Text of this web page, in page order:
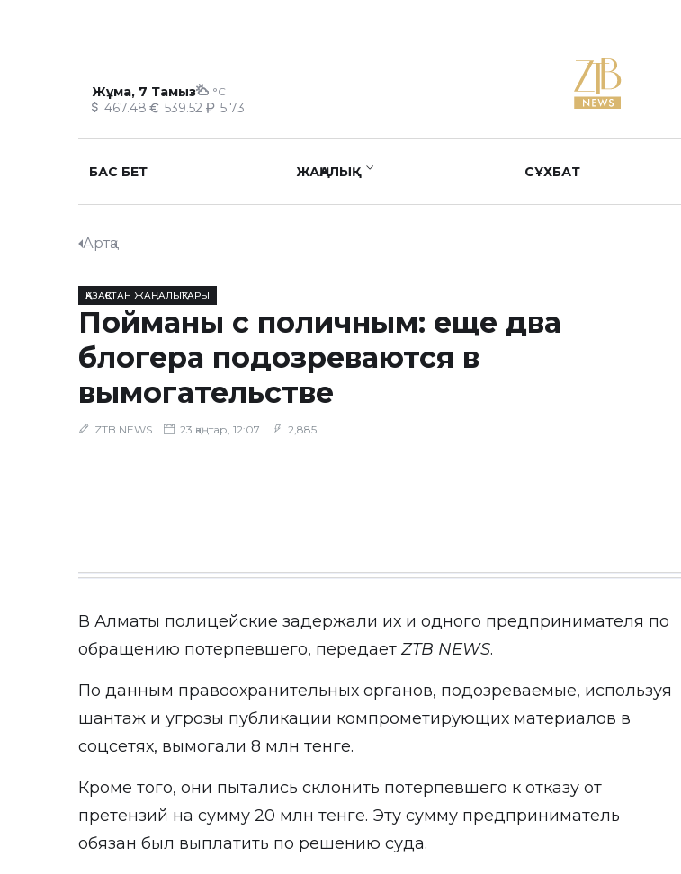
Жұма, 7 Тамыз °C
467.48 539.52 5.73
БАС БЕТ ЖАҢАЛЫҚ СҰХБАТ
Артқа
ҚАЗАҚСТАН ЖАҢАЛЫҚТАРЫ
Пойманы с поличным: еще два
блогера подозреваются в
вымогательстве
ZTB NEWS 23 қаңтар, 12:07 2,885
В Алматы полицейские задержали их и одного предпринимателя по
обращению потерпевшего, передает ZTB NEWS.
По данным правоохранительных органов, подозреваемые, используя
шантаж и угрозы публикации компрометирующих материалов в
соцсетях, вымогали 8 млн тенге.
Кроме того, они пытались склонить потерпевшего к отказу от
претензий на сумму 20 млн тенге. Эту сумму предприниматель
обязан был выплатить по решению суда.